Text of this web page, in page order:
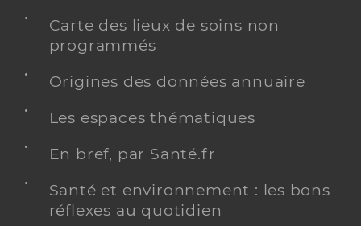
Carte des lieux de soins non
programmés
Origines des données annuaire
Les espaces thématiques
En bref, par Santé.fr
Santé et environnement : les bons
réflexes au quotidien